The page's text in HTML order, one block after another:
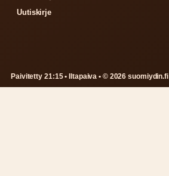
Uutiskirje
Paivitetty 21:15 • Iltapaiva • © 2026 suomiydin.fi